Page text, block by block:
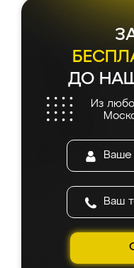
ДО
Из